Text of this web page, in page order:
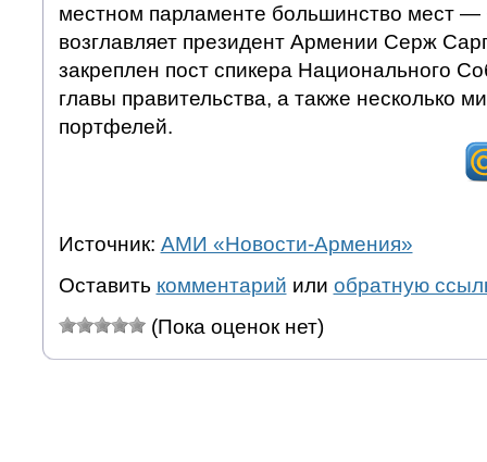
местном парламенте большинство мест
возглавляет президент Армении Серж
закреплен пост спикера Национального
главы правительства, а также несколько
портфелей.
Источник: АМИ «Новости-Армения»
Оставить комментарий или обратную
(Пока оценок нет)